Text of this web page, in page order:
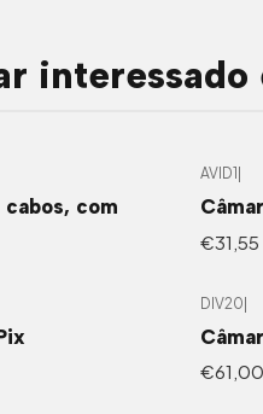
interessado
com
AVID1
€31,55
DIV20|
€61,00